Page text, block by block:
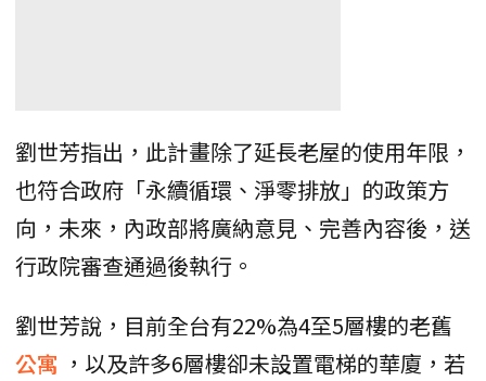
劉世芳指出，此計畫除了延長老屋的使用年限，
也符合政府「永續循環、淨零排放」的政策方
向，未來，內政部將廣納意見、完善內容後，送
行政院審查通過後執行。
劉世芳說，目前全台有22%為4至5層樓的老舊
公寓 ，以及許多6層樓卻未設置電梯的華廈，若